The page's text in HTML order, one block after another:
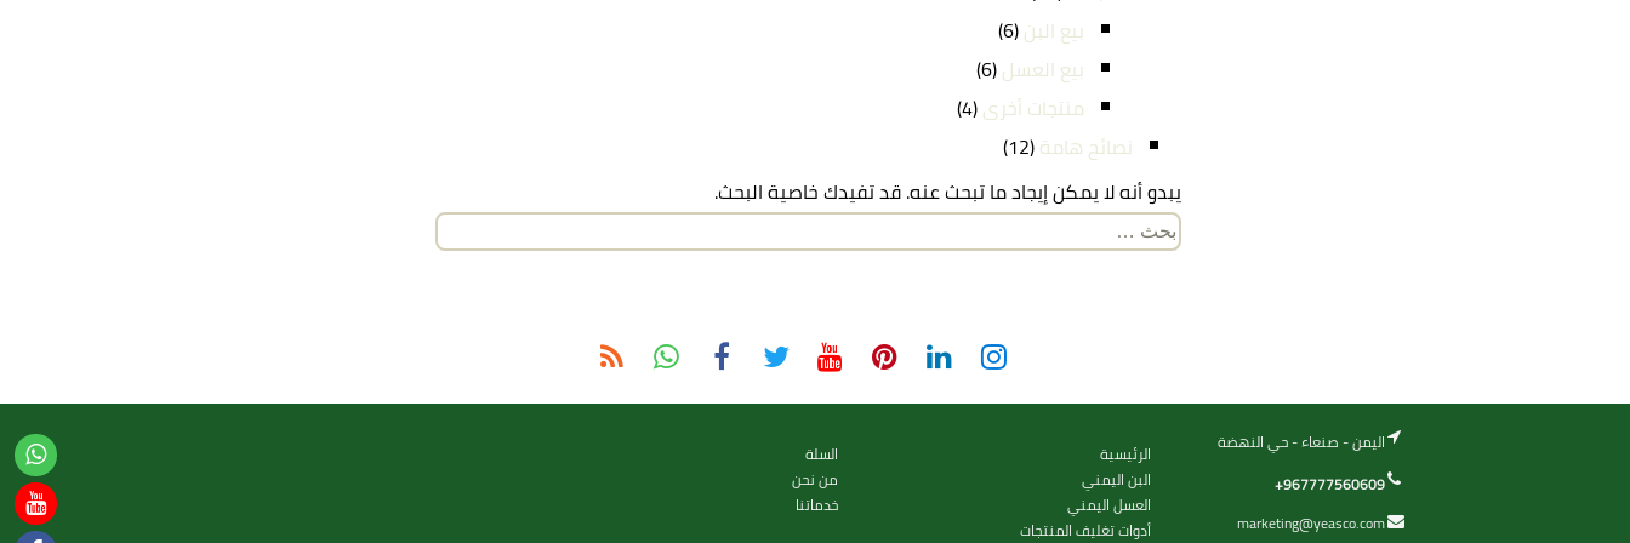
بيع البن(6)
بيع العسل(6)
منتجات أخرى(4)
نصائح هامة(12)
يبدو أنه لا يمكن إيجاد ما تبحث عنه. قد تفيدك خاصية البحث.
البحث
اليمن - صنعاء - حي النهضة
+967777560609
marketing@yeasco.com
الرئيسية
البن اليمني
العسل اليمني
أدوات تغليف المنتجات
السلة
من نحن
خدماتنا